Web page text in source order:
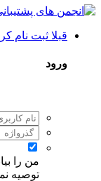
قبلا ثبت نام
ورود
من را
توصیه